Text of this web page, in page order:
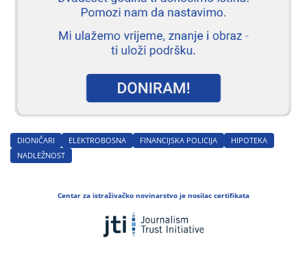
DIONIČARI ELEKTROBOSNA FINANCIJSKA POLICIJA
HIPOTEKA
NADLEŽNOST
Centar za istraživačko novinarstvo je nosilac certifikata